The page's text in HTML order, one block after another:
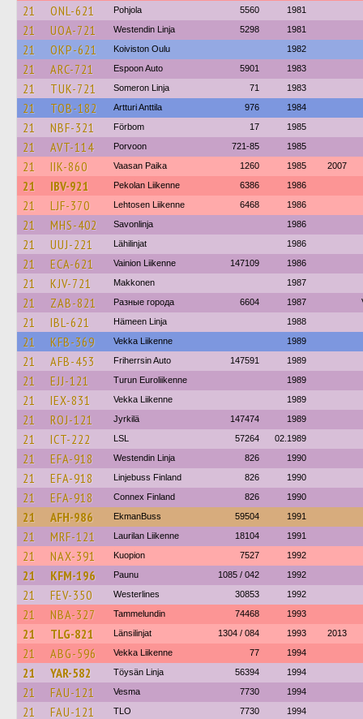
21 ONL-621 Pohjola 5560 1981
21 UOA-721 Westendin Linja 5298 1981
21 OKP-621 Koiviston Oulu 1982
21 ARC-721 Espoon Auto 5901 1983
21 TUK-721 Someron Linja 71 1983
21 TOB-182 Artturi Anttila 976 1984
21 NBF-321 Förbom 17 1985
21 AVT-114 Porvoon 721-85 1985
21 IIK-860 Vaasan Paika 1260 1985 2007
21 IBV-921 Pekolan Liikenne 6386 1986
21 LJF-370 Lehtosen Liikenne 6468 1986
21 MHS-402 Savonlinja 1986
21 UUJ-221 Lähilinjat 1986
21 ECA-621 Vainion Liikenne 147109 1986
21 KJV-721 Makkonen 1987
21 ZAB-821 Разные города 6604 1987
21 IBL-621 Hämeen Linja 1988
21 KFB-369 Vekka Liikenne 1989
21 AFB-453 Friherrsin Auto 147591 1989
21 EJJ-121 Turun Euroliikenne 1989
21 IEX-831 Vekka Liikenne 1989
21 ROJ-121 Jyrkilä 147474 1989
21 ICT-222 LSL 57264 02.1989
21 EFA-918 Westendin Linja 826 1990
21 EFA-918 Linjebuss Finland 826 1990
21 EFA-918 Connex Finland 826 1990
21 AFH-986 EkmanBuss 59504 1991
21 MRF-121 Laurilan Liikenne 18104 1991
21 NAX-391 Kuopion 7527 1992
21 KFM-196 Paunu 1085 / 042 1992
21 FEV-350 Westerlines 30853 1992
21 NBA-327 Tammelundin 74468 1993
21 TLG-821 Länsilinjat 1304 / 084 1993 2013
21 ABG-596 Vekka Liikenne 77 1994
21 YAR-582 Töysän Linja 56394 1994
21 FAU-121 Vesma 7730 1994
21 FAU-121 TLO 7730 1994